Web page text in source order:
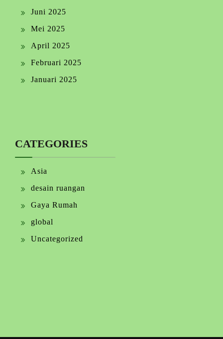
Juni 2025
Mei 2025
April 2025
Februari 2025
Januari 2025
CATEGORIES
Asia
desain ruangan
Gaya Rumah
global
Uncategorized